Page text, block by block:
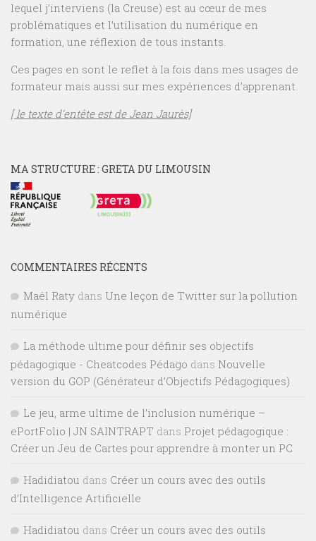
lequel j’interviens (la Creuse) est au cœur de mes
problématiques et l’utilisation du numérique en
formation, une réflexion de tous instants.
Ces pages en sont le reflet à la fois dans mes usages de
formateur mais aussi sur mes expériences d’apprenant.
[ le texte d’entête est de Jean Jaurès]
MA STRUCTURE : GRETA DU LIMOUSIN
COMMENTAIRES RÉCENTS
Maël Raty dans Une leçon de Twitter sur la pollution
numérique
La méthode ultime pour définir ses objectifs
pédagogique - Cheatcodes Pédago dans Nouvelle
version du GOP (Générateur d’Objectifs Pédagogiques)
Le jeu, arme ultime de l’inclusion numérique –
ePortFolio | JN SAINTRAPT dans Projet pédagogique :
Créer un Jeu de Cartes pour apprendre à monter un PC
Hadidiatou dans Créer un cours avec des outils
d’Intelligence Artificielle
Hadidiatou dans Créer un cours avec des outils